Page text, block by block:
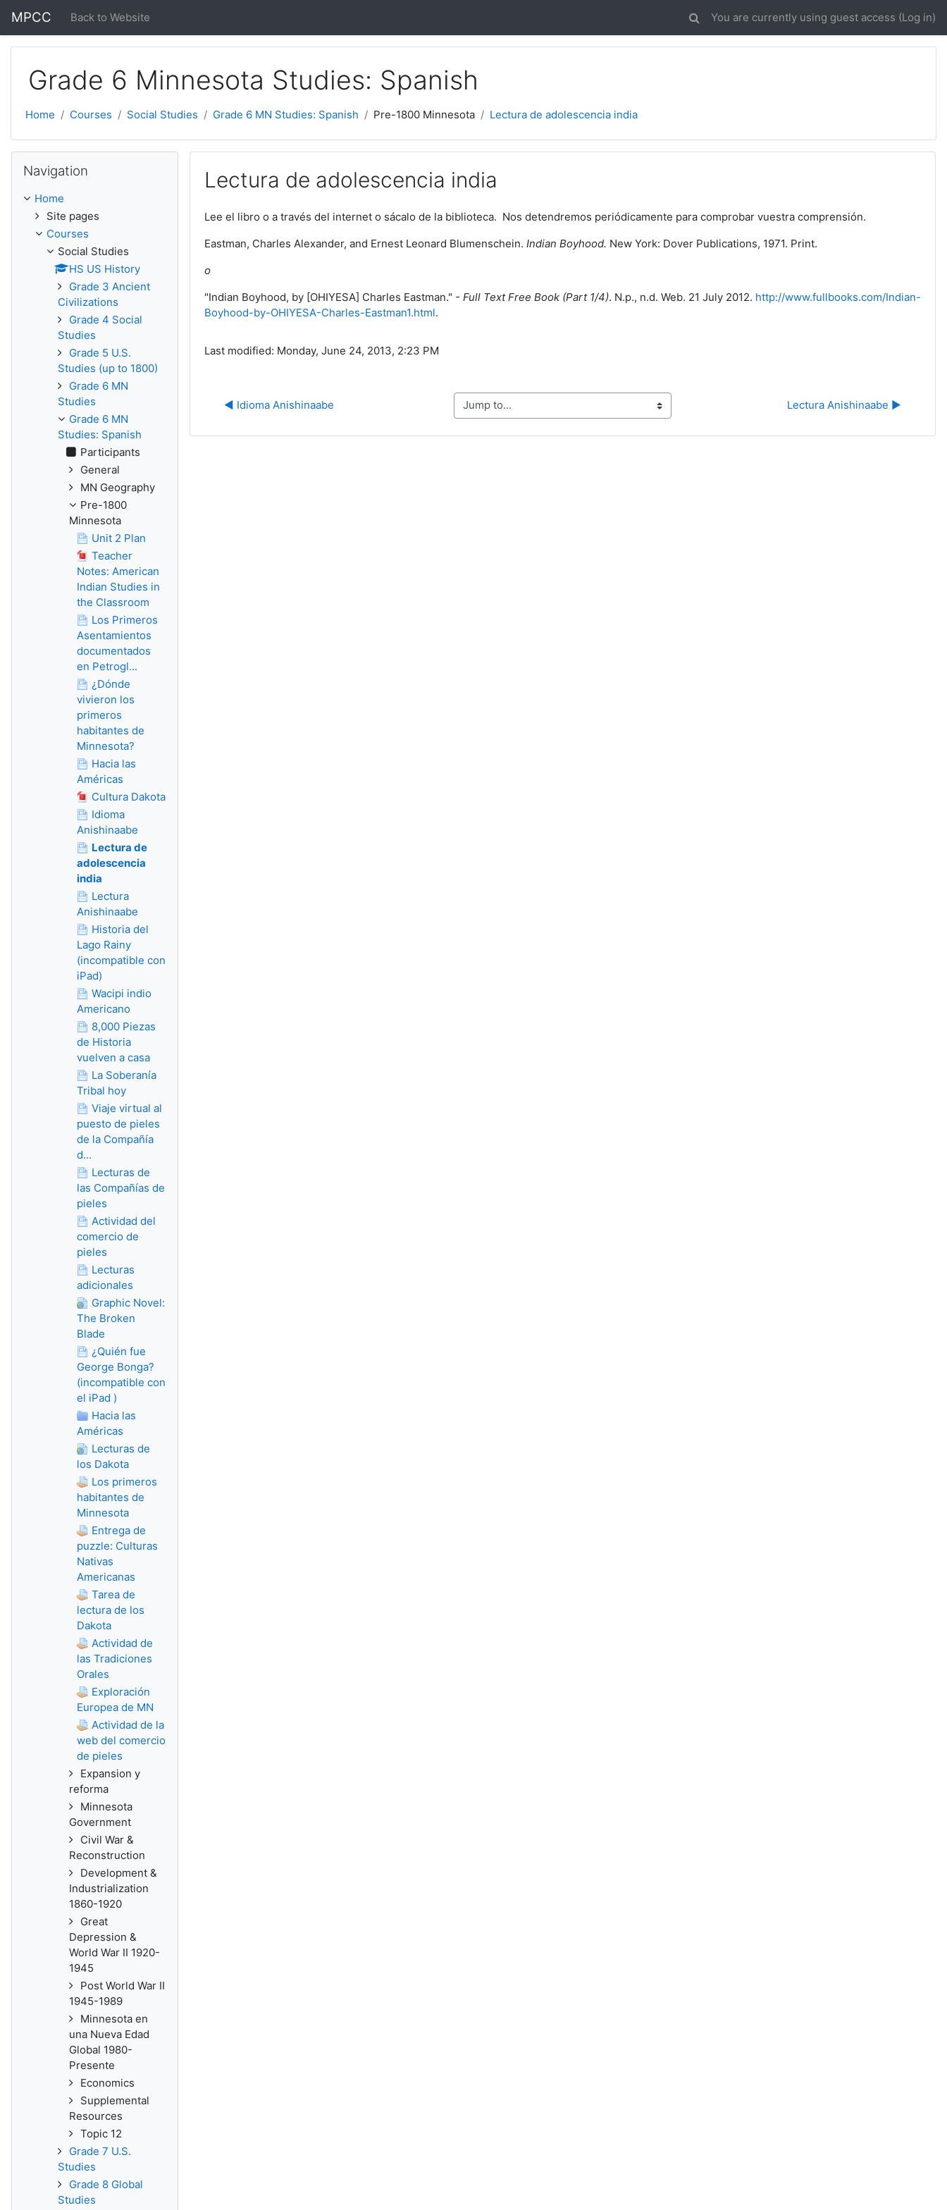
MPCC Back to Website You are currently using guest access (Log in)
Grade 6 Minnesota Studies: Spanish
Home Courses Social Studies Grade 6 MN Studies: Spanish Pre-1800 Minnesota Lectura de adolescencia india
Lectura de adolescencia india
Lee el libro o a través del internet o sácalo de la biblioteca. Nos detendremos periódicamente para comprobar vuestra comprensión.
Eastman, Charles Alexander, and Ernest Leonard Blumenschein. Indian Boyhood. New York: Dover Publications, 1971. Print.
o
"Indian Boyhood, by [OHIYESA] Charles Eastman." - Full Text Free Book (Part 1/4). N.p., n.d. Web. 21 July 2012. http://www.fullbooks.com/Indian-
Boyhood-by-OHIYESA-Charles-Eastman1.html.
Last modified: Monday, June 24, 2013, 2:23 PM
◀︎ Idioma Anishinaabe Jump to... Lectura Anishinaabe ▶︎
Navigation
Home
Site pages
Courses
Social Studies
HS US History
Grade 3 Ancient
Civilizations
Grade 4 Social
Studies
Grade 5 U.S.
Studies (up to 1800)
Grade 6 MN
Studies
Grade 6 MN
Studies: Spanish
Participants
General
MN Geography
Pre-1800
Minnesota
Unit 2 Plan
Teacher
Notes: American
Indian Studies in
the Classroom
Los Primeros
Asentamientos
documentados
en Petrogl...
¿Dónde
vivieron los
primeros
habitantes de
Minnesota?
Hacia las
Américas
Cultura Dakota
Idioma
Anishinaabe
Lectura de
adolescencia
india
Lectura
Anishinaabe
Historia del
Lago Rainy
(incompatible con
iPad)
Wacipi indio
Americano
8,000 Piezas
de Historia
vuelven a casa
La Soberanía
Tribal hoy
Viaje virtual al
puesto de pieles
de la Compañía
d...
Lecturas de
las Compañías de
pieles
Actividad del
comercio de
pieles
Lecturas
adicionales
Graphic Novel:
The Broken
Blade
¿Quién fue
George Bonga?
(incompatible con
el iPad )
Hacia las
Américas
Lecturas de
los Dakota
Los primeros
habitantes de
Minnesota
Entrega de
puzzle: Culturas
Nativas
Americanas
Tarea de
lectura de los
Dakota
Actividad de
las Tradiciones
Orales
Exploración
Europea de MN
Actividad de la
web del comercio
de pieles
Expansion y
reforma
Minnesota
Government
Civil War &
Reconstruction
Development &
Industrialization
1860-1920
Great
Depression &
World War II 1920-
1945
Post World War II
1945-1989
Minnesota en
una Nueva Edad
Global 1980-
Presente
Economics
Supplemental
Resources
Topic 12
Grade 7 U.S.
Studies
Grade 8 Global
Studies